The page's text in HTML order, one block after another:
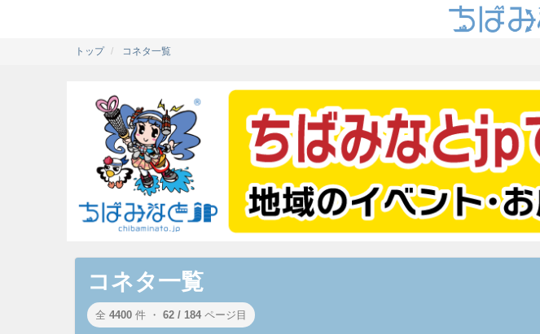
トップ コネタ一覧
コネタ一覧
全 4400 件 ・ 62 / 184 ページ目